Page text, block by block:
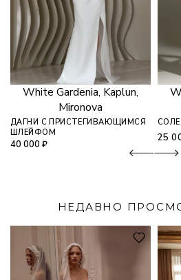
White Gardenia, Kaplun,
Mironova
ДАГНИ С ПРИСТЕГИВАЮЩИМСЯ
ШЛЕЙФОМ
40 000₽
25
НЕДАВНО